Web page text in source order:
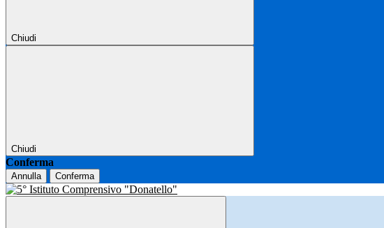
Chiudi
Chiudi
Conferma
Annulla Conferma